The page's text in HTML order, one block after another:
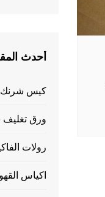
أحدث
كيس شرنك
ورق
رولات
اكياس